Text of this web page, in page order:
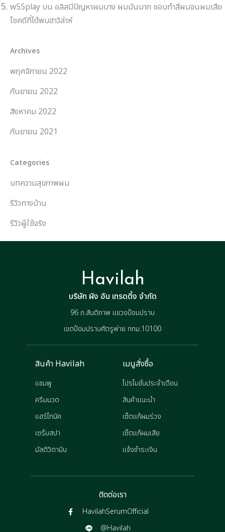
w55play บน อลิสมีปัญหาผมบาง ผมมันมาก ชอบทำสีผมจนผมเสีย
โชคดีที่ได้พบฮาวิล่าห์
Archives
พฤศจิกายน 2022
กันยายน 2022
สิงหาคม 2022
กันยายน 2021
Categories
บทความสุขภาพผม
รีวิวทางบ้าน
รีวิวผู้ใช้จริง
Havilah
บริษัท ผิง อัน เทรดดิ้ง จำกัด
96 ถ.สันติภาพ แขวงป้อมปราบ
เขตป้อมปราบศัตรูพ่าย กทม.10100
สินค้า Havilah
แชมพู
ครีมนวด
แฮร์โทนิค
เซรั่มสปา
มัลติวิตามิน
เมนูสั่งซื้อ
โปรโมชั่นประจำเดือน
สินค้าแนะนำ
เซ็ตแก้ผมร่วง
เซ็ตแก้ผมเสีย
แจ้งชำระเงิน
ติดต่อเรา
HavilahSerumOfficial
@Havilah